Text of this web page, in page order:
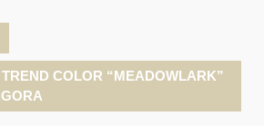
COLOR “MEADOWLARK”